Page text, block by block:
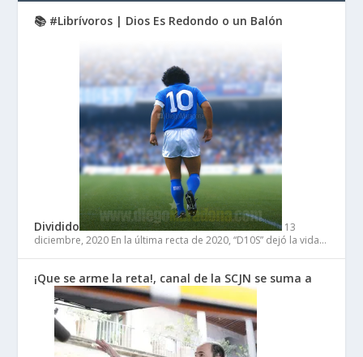
📚 #Librívoros | Dios Es Redondo o un Balón
Dividido
13
diciembre, 2020 En la última recta de 2020, “D10S” dejó la vida…
¡Que se arme la reta!, canal de la SCJN se suma a